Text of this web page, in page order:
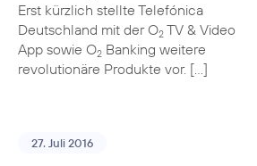
Erst kürzlich stellte Telefónica
Deutschland mit der O2TV & Video
App sowie O2Banking weitere
revolutionäre Produkte vor. […]
27. Juli 2016